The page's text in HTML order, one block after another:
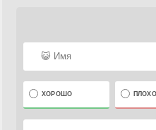
ХОРОШО ПЛОХО